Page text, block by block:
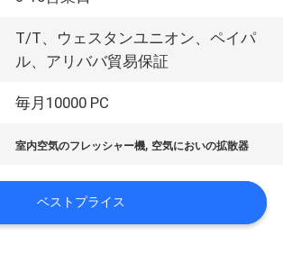
T/T、ウェスタンユニオン、ペイパ
ル、アリババ貿易保証
毎月10000 PC
室内空気のフレッシャー機, 空気においの拡散器
ベストプライス